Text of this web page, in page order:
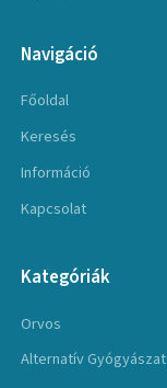
Navigáció
Főoldal
Keresés
Információ
Kapcsolat
Kategóriák
Orvos
Alternatív Gyógyászat